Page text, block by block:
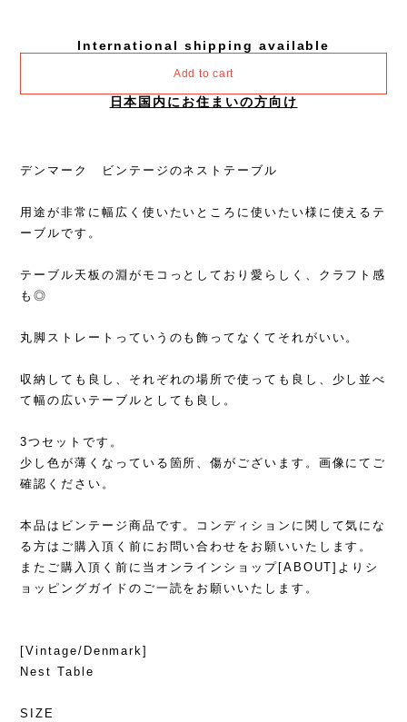
International shipping available
Add to cart
日本国内にお住まいの方向け
デンマーク ビンテージのネストテーブル
用途が非常に幅広く使いたいところに使いたい様に使えるテ
ーブルです。
テーブル天板の淵がモコっとしており愛らしく、クラフト感
も◎
丸脚ストレートっていうのも飾ってなくてそれがいい。
収納しても良し、それぞれの場所で使っても良し、少し並べ
て幅の広いテーブルとしても良し。
3つセットです。
少し色が薄くなっている箇所、傷がございます。画像にてご
確認ください。
本品はビンテージ商品です。コンディションに関して気にな
る方はご購入頂く前にお問い合わせをお願いいたします。
またご購入頂く前に当オンラインショップ[ABOUT]よりシ
ョッピングガイドのご一読をお願いいたします。
[Vintage/Denmark]
Nest Table
SIZE